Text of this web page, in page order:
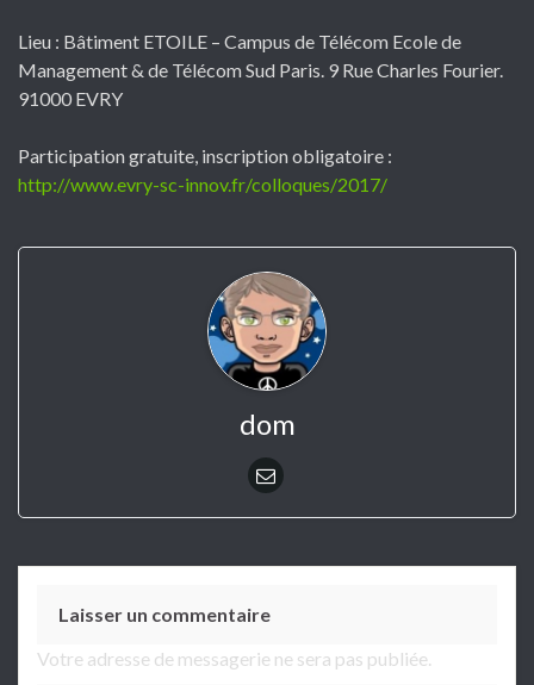
Lieu : Bâtiment ETOILE – Campus de Télécom Ecole de
Management & de Télécom Sud Paris. 9 Rue Charles Fourier.
91000 EVRY
Participation gratuite, inscription obligatoire :
http://www.evry-sc-innov.fr/colloques/2017/
dom
Laisser un commentaire
Votre adresse de messagerie ne sera pas publiée.